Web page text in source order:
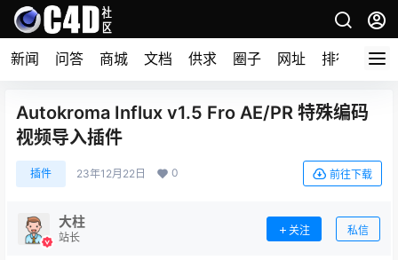
新闻 问答 商城 文档 供求 圈子 网址 排行榜
Autokroma Influx v1.5 Fro AE/PR 特殊编码
视频导入插件
插件 23年12月22日 0 前往下载
大柱
站长
关注 私信